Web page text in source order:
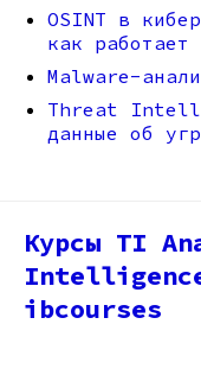
OSINT в
как работает
Malware-
Threat
данные об
Курсы TI
ibcourses